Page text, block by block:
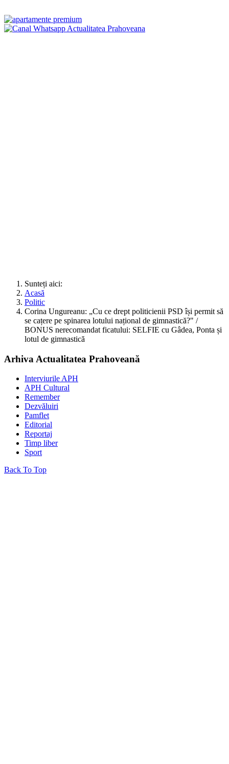
Sunteți aici:
Acasă
Politic
Corina Ungureanu: „Cu ce drept politicienii PSD își permit să
se cațere pe spinarea lotului național de gimnastică?" /
BONUS nerecomandat ficatului: SELFIE cu Gâdea, Ponta și
lotul de gimnastică
Arhiva Actualitatea Prahoveană
Interviurile APH
APH Cultural
Remember
Dezvăluiri
Pamflet
Editorial
Reportaj
Timp liber
Sport
Back To Top